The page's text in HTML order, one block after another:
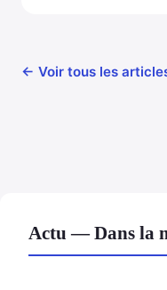
← Voir tous les
Actu — Dans la